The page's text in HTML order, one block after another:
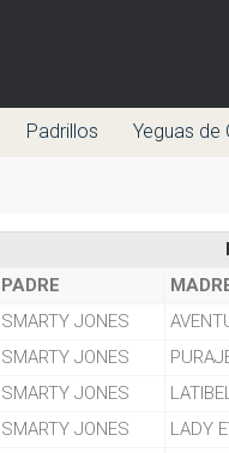
Padrillos Yeguas de
PADRE
SMARTY JONES
SMARTY JONES
SMARTY JONES
SMARTY JONES LADY